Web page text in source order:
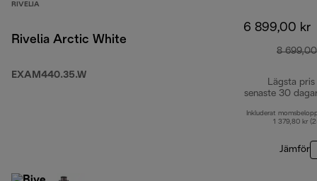
RIVELIA
Rivelia Arctic White
EXAM440.35.W
6 899,00 kr
8
Lägsta pris
senaste 30
Inkluderat
1 379,80 kr
Jämför